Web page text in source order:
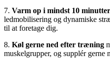
7. Varm op i mindst 10 minutter
ledmobilisering og dynamiske
til at foretage dig.
8. Køl gerne ned efter træning
muskelgrupper, og supplér gerne